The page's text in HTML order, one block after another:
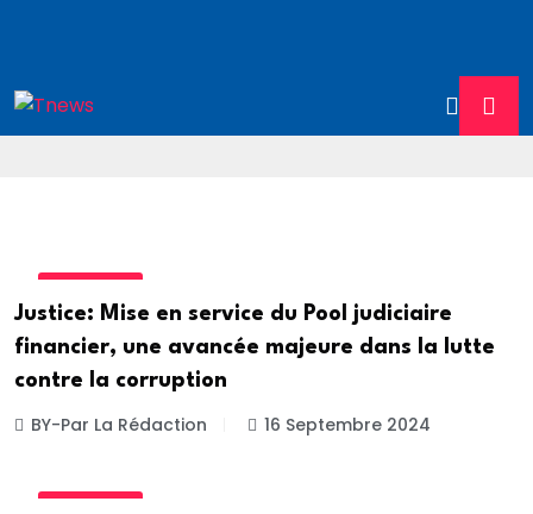
Justice: Mise en service du Pool judiciaire
financier, une avancée majeure dans la lutte
contre la corruption
BY-Par La Rédaction 16 Septembre 2024